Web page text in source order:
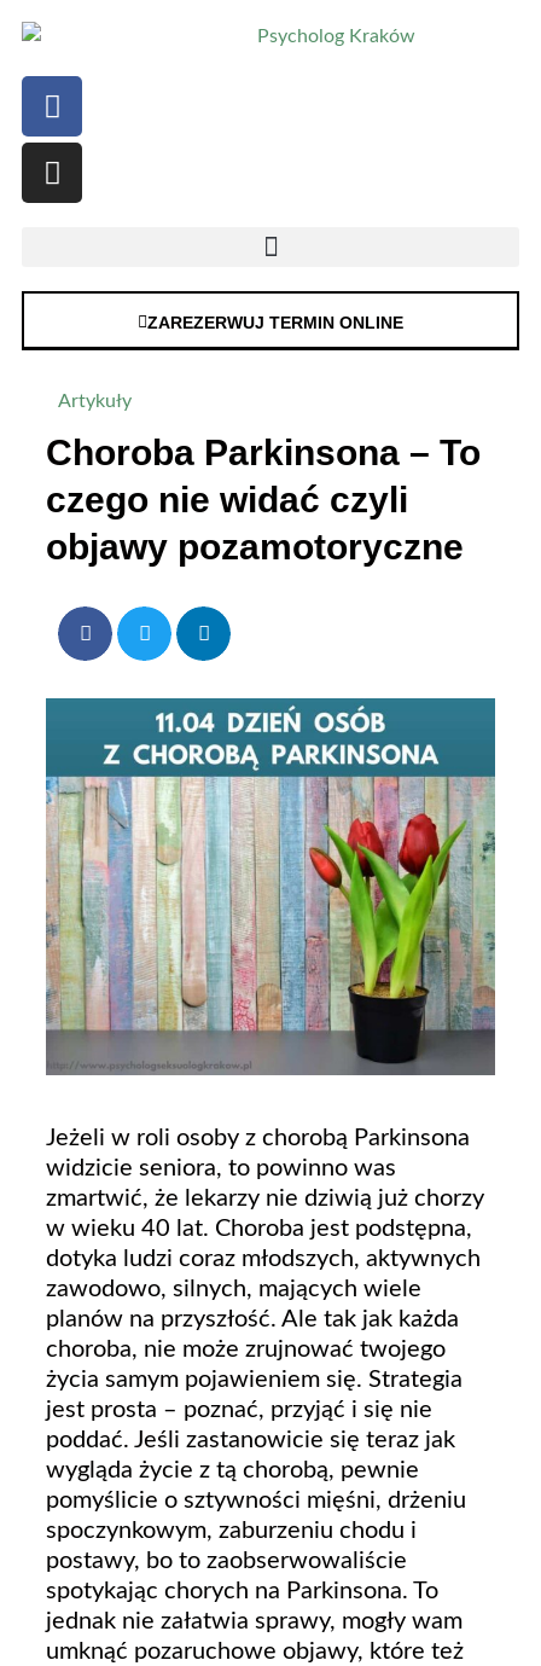
ZAREZERWUJ TERMIN ONLINE
Artykuły
Choroba Parkinsona – To
czego nie widać czyli
objawy pozamotoryczne
Jeżeli w roli osoby z chorobą Parkinsona
widzicie seniora, to powinno was
zmartwić, że lekarzy nie dziwią już chorzy
w wieku 40 lat. Choroba jest podstępna,
dotyka ludzi coraz młodszych, aktywnych
zawodowo, silnych, mających wiele
planów na przyszłość. Ale tak jak każda
choroba, nie może zrujnować twojego
życia samym pojawieniem się. Strategia
jest prosta – poznać, przyjąć i się nie
poddać. Jeśli zastanowicie się teraz jak
wygląda życie z tą chorobą, pewnie
pomyślicie o sztywności mięśni, drżeniu
spoczynkowym, zaburzeniu chodu i
postawy, bo to zaobserwowaliście
spotykając chorych na Parkinsona. To
jednak nie załatwia sprawy, mogły wam
umknąć pozaruchowe objawy, które też